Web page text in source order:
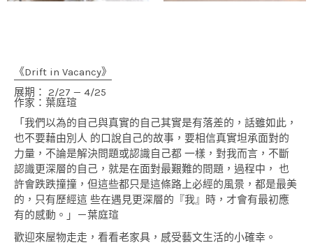
《Drift in Vacancy》
展期： 2/27 — 4/25
作家：葉庭瑄
「我們以為的自己與真實的自己其實是有落差的，話雖如此，
也不要藉由別人 的口說自己的故事，要相信真實坦承面對的
力量，不論是解決問題或認識自己都 一樣，對我而言，不斷
認識更深層的自己，就是在面對最艱難的問題，過程中， 也
許會跌跌撞撞，但這些都只是這條路上必經的風景，都是最美
的，只有歷經這 些在遇見更深層的『我』時，才會有最初應
有的感動。」－葉庭瑄
歡迎來屋物走走，看看老家具，感受藝文生活的小確幸。